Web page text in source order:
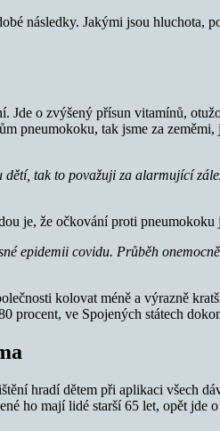
následky. Jakými jsou hluchota,
o zvýšený přísun vitamínů,
pneumokoku, tak jsme za
tak to považuji za alarmující
je, že očkování proti pneumokoku
epidemii covidu. Průběh
kolovat méně a výrazně
procent, ve Spojených státech
hradí dětem při aplikaci všech
ho mají lidé starší 65 let, opět